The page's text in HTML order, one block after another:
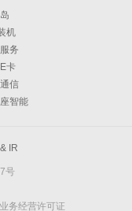
机
务
卡
信
智能
IR
号
务经营许可证